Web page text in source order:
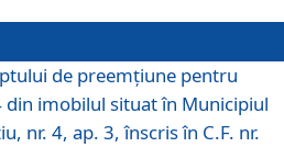
de preemţiune pentru
imobilul situat în Municipiul
nr. 4, ap. 3, înscris în C.F. nr.